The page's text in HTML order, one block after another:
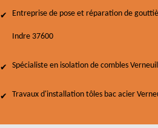
Entreprise de pose et réparation de
Indre 37600
Spécialiste en isolation de combles
Travaux d'installation tôles bac acier